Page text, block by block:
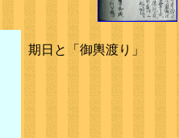
期日と「御輿渡り」